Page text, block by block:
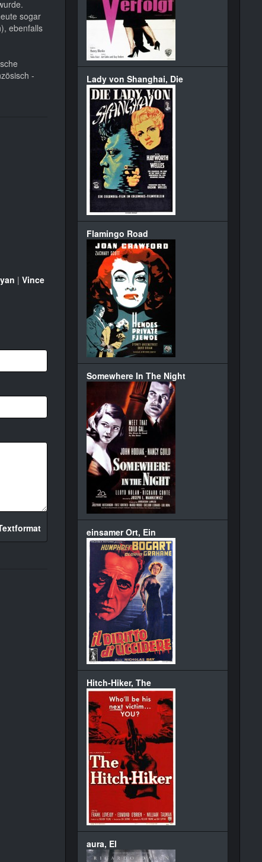
sogar
ebenfalls
-
| Vince
Lady von Shanghai, Die
Flamingo Road
Somewhere In The Night
einsamer Ort, Ein
Hitch-Hiker, The
aura, El